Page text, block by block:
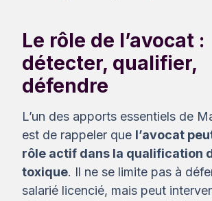
Le rôle de l’avocat :
détecter, qualifier,
défendre
L’un des apports essentiels de
est de rappeler que l’avocat
rôle actif dans la qualification
toxique. Il ne se limite pas à
salarié licencié, mais peut